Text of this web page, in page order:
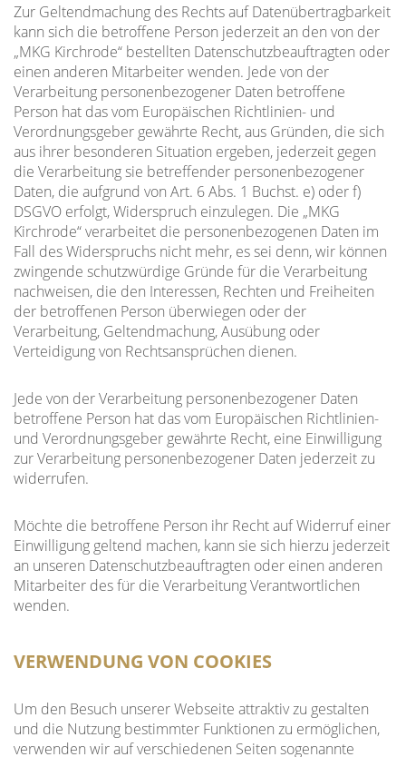
Zur Geltendmachung des Rechts auf Datenübertragbarkeit
kann sich die betroffene Person jederzeit an den von der
„MKG Kirchrode“ bestellten Datenschutzbeauftragten oder
einen anderen Mitarbeiter wenden. Jede von der
Verarbeitung personenbezogener Daten betroffene
Person hat das vom Europäischen Richtlinien- und
Verordnungsgeber gewährte Recht, aus Gründen, die sich
aus ihrer besonderen Situation ergeben, jederzeit gegen
die Verarbeitung sie betreffender personenbezogener
Daten, die aufgrund von Art. 6 Abs. 1 Buchst. e) oder f)
DSGVO erfolgt, Widerspruch einzulegen. Die „MKG
Kirchrode“ verarbeitet die personenbezogenen Daten im
Fall des Widerspruchs nicht mehr, es sei denn, wir können
zwingende schutzwürdige Gründe für die Verarbeitung
nachweisen, die den Interessen, Rechten und Freiheiten
der betroffenen Person überwiegen oder der
Verarbeitung, Geltendmachung, Ausübung oder
Verteidigung von Rechtsansprüchen dienen.
Jede von der Verarbeitung personenbezogener Daten
betroffene Person hat das vom Europäischen Richtlinien-
und Verordnungsgeber gewährte Recht, eine Einwilligung
zur Verarbeitung personenbezogener Daten jederzeit zu
widerrufen.
Möchte die betroffene Person ihr Recht auf Widerruf einer
Einwilligung geltend machen, kann sie sich hierzu jederzeit
an unseren Datenschutzbeauftragten oder einen anderen
Mitarbeiter des für die Verarbeitung Verantwortlichen
wenden.
VERWENDUNG VON COOKIES
Um den Besuch unserer Webseite attraktiv zu gestalten
und die Nutzung bestimmter Funktionen zu ermöglichen,
verwenden wir auf verschiedenen Seiten sogenannte